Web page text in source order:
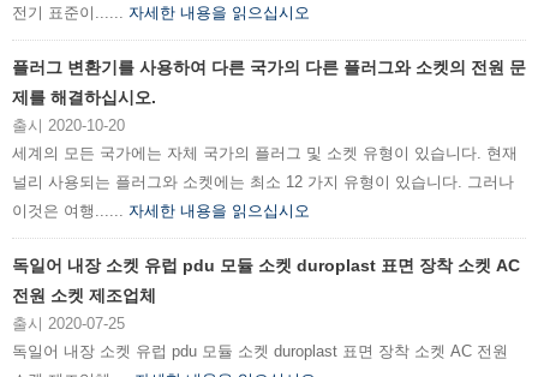
전기 표준이...... 자세한 내용을 읽으십시오
플러그 변환기를 사용하여 다른 국가의 다른 플러그와 소켓의 전원 문
제를 해결하십시오.
출시 2020-10-20
세계의 모든 국가에는 자체 국가의 플러그 및 소켓 유형이 있습니다. 현재
널리 사용되는 플러그와 소켓에는 최소 12 가지 유형이 있습니다. 그러나
이것은 여행...... 자세한 내용을 읽으십시오
독일어 내장 소켓 유럽 pdu 모듈 소켓 duroplast 표면 장착 소켓 AC
전원 소켓 제조업체
출시 2020-07-25
독일어 내장 소켓 유럽 pdu 모듈 소켓 duroplast 표면 장착 소켓 AC 전원